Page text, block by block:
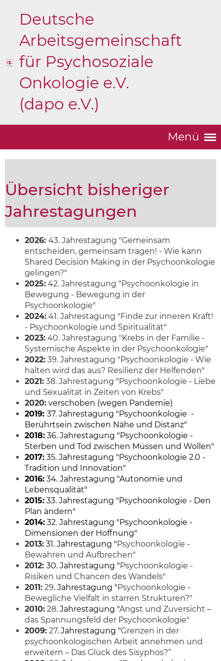
Deutsche
Arbeitsgemeinschaft
für Psychosoziale
Onkologie e.V.
(dapo e.V.)
Menü
Übersicht bisheriger
Jahrestagungen
2026: 43. Jahrestagung "Gemeinsam
entscheiden, gemeinsam tragen! - Wie kann
Shared Decision Making in der Psychoonkologie
gelingen?"
2025: 42. Jahrestagung "Psychoonkologie in
Bewegung - Bewegung in der
Psychoonkologie"
2024: 41. Jahrestagung "Finde zur inneren Kraft!
- Psychoonkologie und Spiritualität"
2023: 40. Jahrestagung "Krebs in der Familie -
Systemische Aspekte in der Psychoonkologie"
2022: 39. Jahrestagung "Psychoonkologie - Wie
halten wird das aus? Resilienz der Helfenden"
2021: 38. Jahrestagung "Psychoonkologie - Liebe
und Sexualität in Zeiten von Krebs"
2020: verschoben (wegen Pandemie)
2019: 37. Jahrestagung "Psychoonkologie -
Berührtsein zwischen Nähe und Distanz"
2018: 36. Jahrestagung "Psychoonkologie -
Sterben und Tod zwischen Müssen und Wollen"
2017: 35. Jahrestagung "Psychoonkologie 2.0 -
Tradition und Innovation"
2016: 34. Jahrestagung "Autonomie und
Lebensqualität"
2015: 33. Jahrestagung "Psychoonkologie - Den
Plan ändern"
2014: 32. Jahrestagung "Psychoonkologie -
Dimensionen der Hoffnung"
2013: 31. Jahrestagung "Psychoonkologie -
Bewahren und Aufbrechen"
2012: 30. Jahrestagung "Psychoonkologie -
Risiken und Chancen des Wandels"
2011: 29. Jahrestagung "Psychoonkologie -
Bewegliche Vielfalt in starren Strukturen?"
2010: 28. Jahrestagung "Angst und Zuversicht –
das Spannungsfeld der Psychoonkologie"
2009: 27. Jahrestagung "Grenzen in der
psychoonkologischen Arbeit annehmen und
erweitern – Das Glück des Sisyphos?“